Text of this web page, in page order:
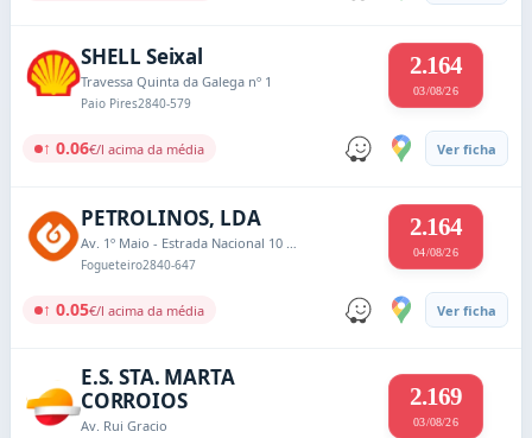
SHELL Seixal
Travessa Quinta da Galega nº 1
Paio Pires2840-579
2.164
03/08/26
↑ 0.06€/l acima da média Ver ficha
PETROLINOS, LDA
Av. 1º Maio - Estrada Nacional 10 Km 10.7 - Lado Esq.
Fogueteiro2840-647
2.164
04/08/26
↑ 0.05€/l acima da média Ver ficha
E.S. STA. MARTA
CORROIOS
Av. Rui Gracio
2.169
03/08/26